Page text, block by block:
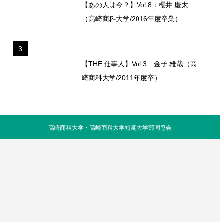
【あの人は今？】Vol.8：櫻井 慶太
（高崎商科大学/2016年度卒業）
3
【THE 仕事人】Vol.3 金子 雄哉（高
崎商科大学/2011年度卒）
高崎商科大学・高崎商科大学短期大学部同窓会